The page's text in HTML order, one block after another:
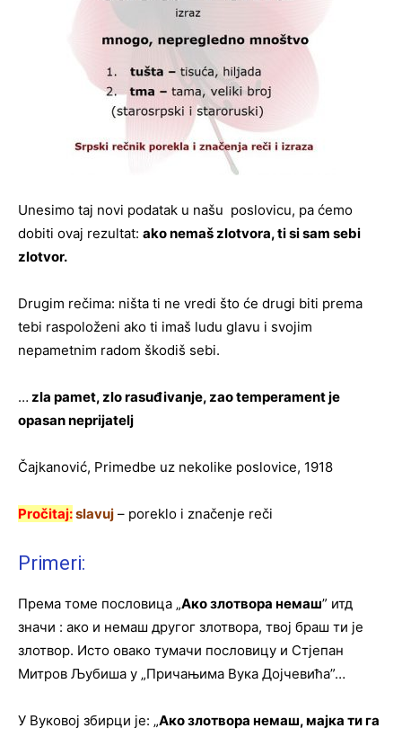
Unesimo taj novi podatak u našu poslovicu, pa ćemo
dobiti ovaj rezultat: ako nemaš zlotvora, ti si sam sebi
zlotvor.
Drugim rečima: ništa ti ne vredi što će drugi biti prema
tebi raspoloženi ako ti imaš ludu glavu i svojim
nepametnim radom škodiš sebi.
… zla pamet, zlo rasuđivanje, zao temperament je
opasan neprijatelj
Čajkanović, Primedbe uz nekolike poslovice, 1918
Pročitaj:slavuj – poreklo i značenje reči
Primeri:
Према томе пословица „Ако злотвора немаш” итд
значи : ако и немаш другог злотвора, твој браш ти је
злотвор. Исто овако тумачи пословицу и Стјепан
Митров Љубиша у „Причањима Вука Дојчевића”…
У Вуковој збирци је: „Ако злотвора немаш, мајка ти га